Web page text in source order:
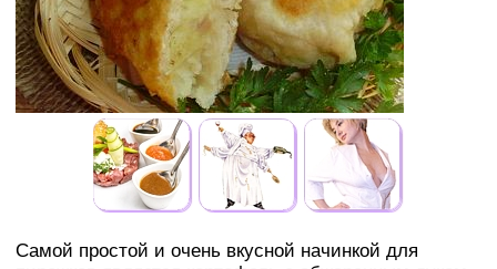
Самой простой и очень вкусной начинкой для